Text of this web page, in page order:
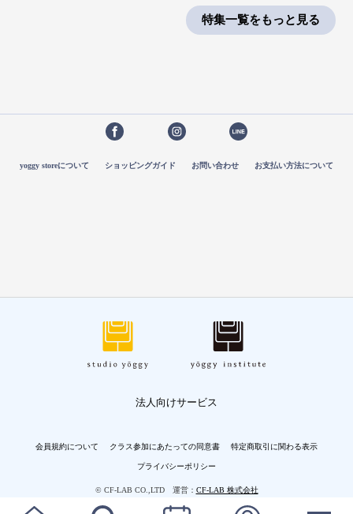
特集一覧をもっと見る
yoggy storeについて ショッピングガイド お問い合わせ お支払い方法について
法人向けサービス
会員規約について クラス参加にあたっての同意書 特定商取引に関わる表示
プライバシーポリシー
© CF-LAB CO.,LTD 運営： CF-LAB 株式会社